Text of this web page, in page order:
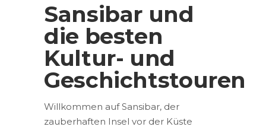
Sansibar und
die besten
Kultur- und
Geschichtstouren
Willkommen auf Sansibar, der
zauberhaften Insel vor der Küste